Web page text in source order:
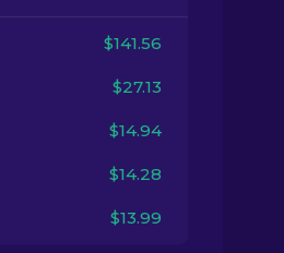
$141.56
$27.13
$14.94
$14.28
$13.99